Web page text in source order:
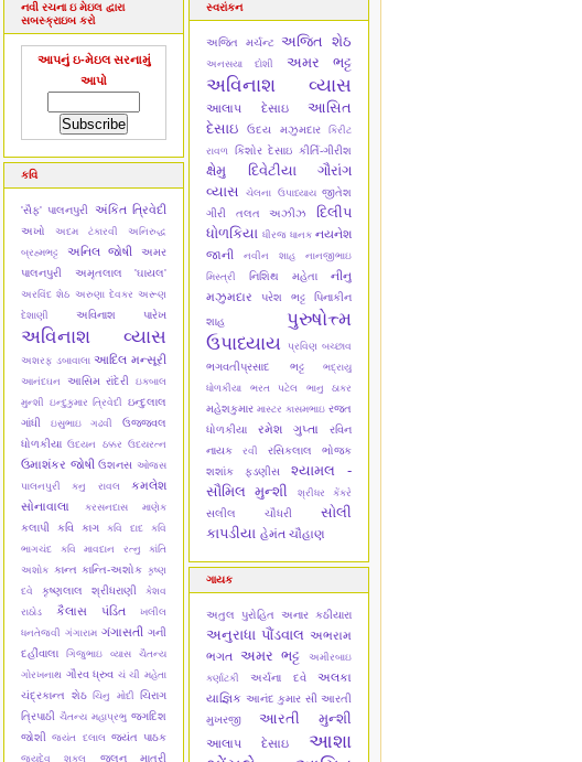
નવી રચના ઇ મેઇલ દ્વારા
સબસ્ક્રાઇબ કરો
આપનું ઇ-મેઇલ સરનામું
આપો
કવિ
'સૈફ' પાલનપુરી અંકિત ત્રિવેદી
અખો અદમ ટંકારવી
અનિરુદ્ધ
બ્રહ્મભટ્ટ
અનિલ જોષી
અમર
પાલનપુરી
અમૃતલાલ 'ઘાયલ'
અરવિંદ શેઠ અરુણા દેવકર અરૂણ
દેશાણી
અવિનાશ પારેખ
અવિનાશ વ્યાસ
અશરફ ડબાવાલા આદિલ મન્સૂરી
આનંદઘન આસિમ રાંદેરી
ઇકબાલ
મુન્શી ઇન્દુકુમાર ત્રિવેદી
ઇન્દુલાલ
ગાંધી
ઇસુભાઇ ગઢવી
ઉજ્જવલ
ધોળકીયા ઉદયન ઠક્કર ઉદયરત્ન
ઉમાશંકર જોષી ઉશનસ ઓજસ
પાલનપુરી
કનુ રાવલ
કમલેશ
સોનાવાલા
કરસનદાસ માણેક
કલાપી કવિ કાગ કવિ દાદ
કવિ
ભાગચંદ
કવિ માવદાન રત્નુ
કાંતિ
અશોક કાન્ત કાન્તિ-અશોક કૃષ્ણ
દવે
કૃષ્ણલાલ શ્રીધરાણી
કેશવ
રાઠોડ
કૈલાસ પંડિત
ખલીલ
ધનતેજવી ગંગારામ ગંગાસતી ગની
દહીંવાલા
ગિજુભાઇ વ્યાસ ચૈતન્ય
ગોરખનાથ ગૌરવ ધ્રુવ ચં ચી મહેતા
ચંદ્રકાન્ત શેઠ ચિનુ મોદી ચિરાગ
ત્રિપાઠી ચૈતન્ય મહાપ્રભુ જગદિશ
જોશી
જયંત દલાલ જયંત પાઠક
જયદેવ શુક્લ
જલન માતરી
સ્વરાંકન
અજિત મર્ચન્ટ અજિત શેઠ
અનસયા દોશી અમર ભટ્ટ
અવિનાશ વ્યાસ
આલાપ દેસાઇ
આસિત
દેસાઇ
ઉદય મઝુમદાર
કિરીટ
રાવળ કિશોર દેસાઇ કીર્તિ-ગીરીશ
ક્ષેમુ દિવેટીયા
ગૌરાંગ
વ્યાસ
ચેલના ઉપાધ્યાય જીતેશ
ગીરી
તલત અઝીઝ
દિલીપ
ધોળકિયા ધીરજ ધાનક નયનેશ
જાની
નવીન શાહ
નાનજીભાઇ
મિસ્ત્રી
નિશિથ મહેતા
નીનુ
મઝુમદાર
પરેશ ભટ્ટ
પિનાકીન
શાહ
પુરુષોત્ત્મ
ઉપાધ્યાય
પ્રવિણ બચ્છાવ
ભગવતીપ્રસાદ ભટ્ટ
ભદ્રાયુ
ધોળકીયા
ભરત પટેલ ભાનુ ઠાકર
મહેશકુમાર માસ્ટર કાસમભાઇ રજત
ધોળકીયા
રમેશ ગુપ્તા
રવિન
નાયક
રવી
રસિકલાલ ભોજક
શશાંક ફડણીસ
શ્યામલ -
સૌમિલ મુન્શી
શ્રીધર કેંકરે
સલીલ ચૌધરી
સોલી
કાપડીયા હેમંત ચૌહાણ
ગાયક
અતુલ પુરોહિત અનાર કઠીયારા
અનુરાધા પૌંડવાલ અભરામ
ભગત
અમર ભટ્ટ
અમીરબાઇ
કર્ણાટકી
અર્ચના દવે
અલકા
યાજ્ઞિક આનંદ કુમાર સી આરતી
મુખરજી
આરતી મુન્શી
આલાપ દેસાઇ
આશા